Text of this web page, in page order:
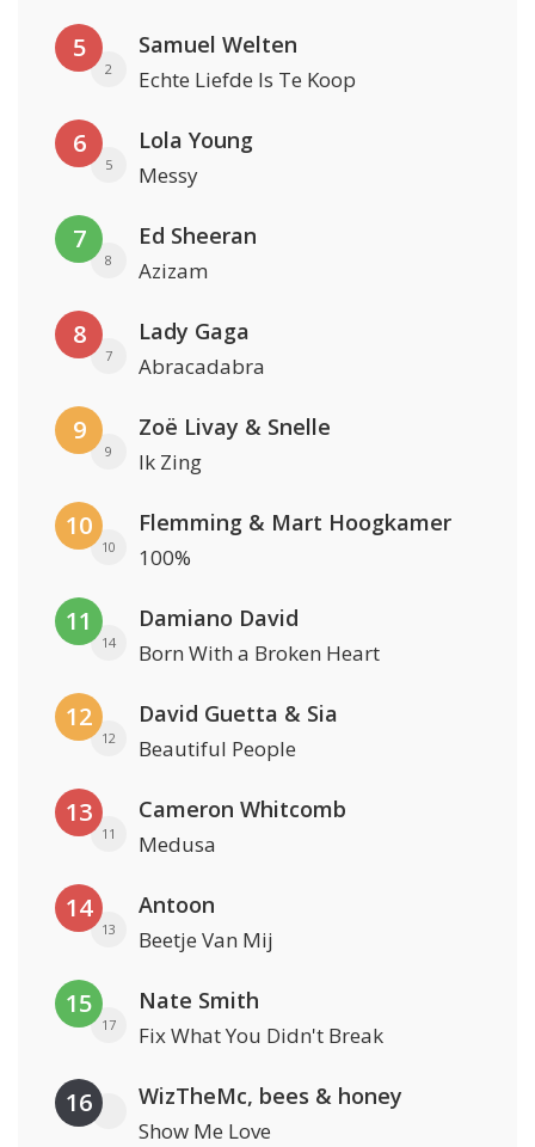
5
2
Samuel Welten
Echte Liefde Is Te Koop
6
5
Lola Young
Messy
7
8
Ed Sheeran
Azizam
8
7
Lady Gaga
Abracadabra
9
9
Zoë Livay & Snelle
Ik Zing
10
10
Flemming & Mart Hoogkamer
100%
11
14
Damiano David
Born With a Broken Heart
12
12
David Guetta & Sia
Beautiful People
13
11
Cameron Whitcomb
Medusa
14
13
Antoon
Beetje Van Mij
15
17
Nate Smith
Fix What You Didn't Break
16 WizTheMc, bees & honey
Show Me Love